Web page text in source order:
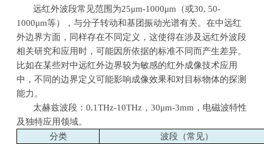
远红外波段常见范围为25μm-1000μm （或30, 50-
1000μm等），与分子转动和基团振动光谱有关。在中远红
外边界方面，同样存在不同定义，这使得在涉及远红外波段
相关研究和应用时，可能因所依据的标准不同而产生差异。
比如在某些对中远红外边界较为敏感的红外成像技术应用
中，不同的边界定义可能影响成像效果和对目标物体的探测
能力。
太赫兹波段：0.1THz-10THz ，30μm-3mm ，电磁波特性
及独特应用领域。
分类
波段（常见）